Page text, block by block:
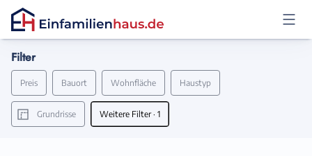
Anmelden
Filter
Preis Bauort Wohnfläche Haustyp
Grundrisse Weitere Filter· 1